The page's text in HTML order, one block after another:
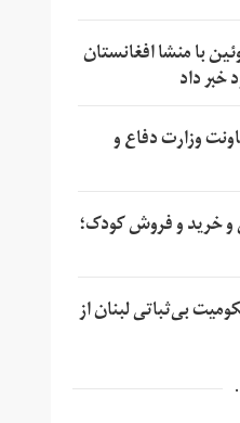
هروئین با منشا افغانستان
داد
وزارت دفاع و
خرید و فروش کودک؛
بی‌ثباتی لبنان از